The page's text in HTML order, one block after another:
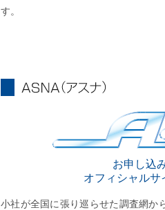
す。
お申し込
オフィシャル
小社が全国に張り巡らせた調査網か